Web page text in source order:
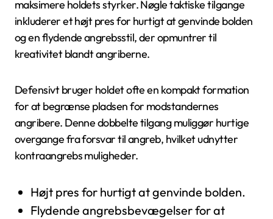
maksimere holdets styrker. Nøgle taktiske tilgange
inkluderer et højt pres for hurtigt at genvinde bolden
og en flydende angrebsstil, der opmuntrer til
kreativitet blandt angriberne.
Defensivt bruger holdet ofte en kompakt formation
for at begrænse pladsen for modstandernes
angribere. Denne dobbelte tilgang muliggør hurtige
overgange fra forsvar til angreb, hvilket udnytter
kontraangrebs muligheder.
Højt pres for hurtigt at genvinde bolden.
Flydende angrebsbevægelser for at